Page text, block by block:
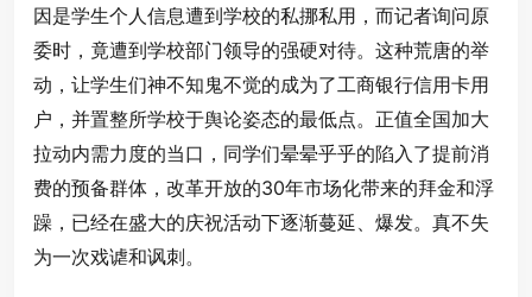
因是学生个人信息遭到学校的私挪私用，而记者询问原
委时，竟遭到学校部门领导的强硬对待。这种荒唐的举
动，让学生们神不知鬼不觉的成为了工商银行信用卡用
户，并置整所学校于舆论姿态的最低点。正值全国加大
拉动内需力度的当口，同学们晕晕乎乎的陷入了提前消
费的预备群体，改革开放的30年市场化带来的拜金和浮
躁，已经在盛大的庆祝活动下逐渐蔓延、爆发。真不失
为一次戏谑和讽刺。